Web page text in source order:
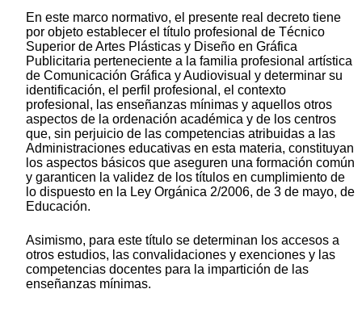
En este marco normativo, el presente real decreto tiene
por objeto establecer el título profesional de Técnico
Superior de Artes Plásticas y Diseño en Gráfica
Publicitaria perteneciente a la familia profesional artística
de Comunicación Gráfica y Audiovisual y determinar su
identificación, el perfil profesional, el contexto
profesional, las enseñanzas mínimas y aquellos otros
aspectos de la ordenación académica y de los centros
que, sin perjuicio de las competencias atribuidas a las
Administraciones educativas en esta materia, constituyan
los aspectos básicos que aseguren una formación común
y garanticen la validez de los títulos en cumplimiento de
lo dispuesto en la Ley Orgánica 2/2006, de 3 de mayo, de
Educación.
Asimismo, para este título se determinan los accesos a
otros estudios, las convalidaciones y exenciones y las
competencias docentes para la impartición de las
enseñanzas mínimas.